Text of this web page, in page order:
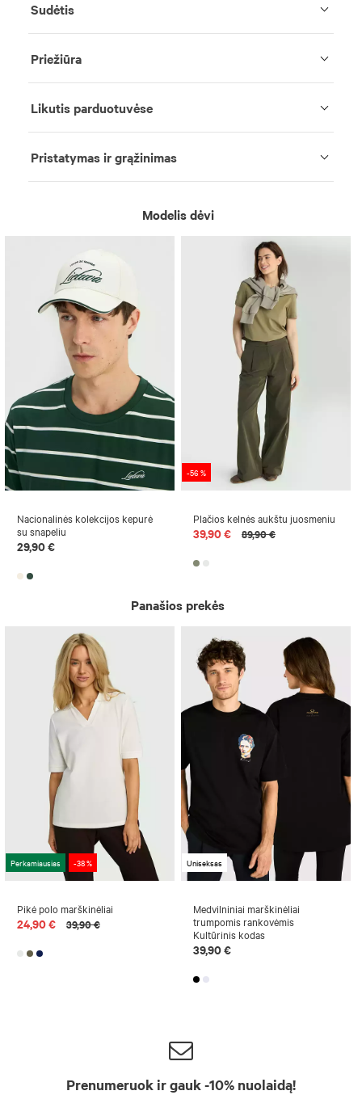
Sudėtis
Priežiūra
Likutis parduotuvėse
Pristatymas ir grąžinimas
Modelis dėvi
Nacionalinės kolekcijos kepurė
su snapeliu
29,90 €
-56 %
Plačios kelnės aukštu juosmeniu
39,90 € 89,90 €
Panašios prekės
Perkamiausias -38 %
Pikė polo marškinėliai
24,90 € 39,90 €
Uniseksas
Medvilniniai marškinėliai
trumpomis rankovėmis
Kultūrinis kodas
39,90 €
Prenumeruok ir gauk -10% nuolaidą!